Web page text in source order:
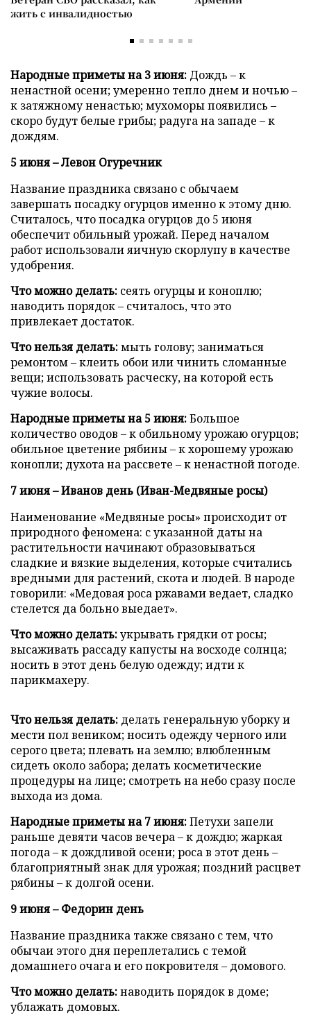
жить с инвалидностью
Народные приметы на 3 июня: Дождь – к
ненастной осени; умеренно тепло днем и ночью –
к затяжному ненастью; мухоморы появились –
скоро будут белые грибы; радуга на западе – к
дождям.
5 июня – Левон Огуречник
Название праздника связано с обычаем
завершать посадку огурцов именно к этому дню.
Считалось, что посадка огурцов до 5 июня
обеспечит обильный урожай. Перед началом
работ использовали яичную скорлупу в качестве
удобрения.
Что можно делать: сеять огурцы и коноплю;
наводить порядок – считалось, что это
привлекает достаток.
Что нельзя делать:мыть голову; заниматься
ремонтом – клеить обои или чинить сломанные
вещи; использовать расческу, на которой есть
чужие волосы.
Народные приметы на 5 июня:Большое
количество оводов – к обильному урожаю огурцов;
обильное цветение рябины – к хорошему урожаю
конопли; духота на рассвете – к ненастной погоде.
7 июня – Иванов день (Иван-Медвяные росы)
Наименование «Медвяные росы» происходит от
природного феномена: с указанной даты на
растительности начинают образовываться
сладкие и вязкие выделения, которые считались
вредными для растений, скота и людей. В народе
говорили: «Медовая роса ржавами ведает, сладко
стелется да больно выедает».
Что можно делать:укрывать грядки от росы;
высаживать рассаду капусты на восходе солнца;
носить в этот день белую одежду; идти к
парикмахеру.
Что нельзя делать: делать генеральную уборку и
мести пол веником; носить одежду черного или
серого цвета; плевать на землю; влюбленным
сидеть около забора; делать косметические
процедуры на лице; смотреть на небо сразу после
выхода из дома.
Народные приметы на 7 июня:Петухи запели
раньше девяти часов вечера – к дождю; жаркая
погода – к дождливой осени; роса в этот день –
благоприятный знак для урожая; поздний расцвет
рябины – к долгой осени.
9 июня – Федорин день
Название праздника также связано с тем, что
обычаи этого дня переплетались с темой
домашнего очага и его покровителя – домового.
Что можно делать:наводить порядок в доме;
ублажать домовых.